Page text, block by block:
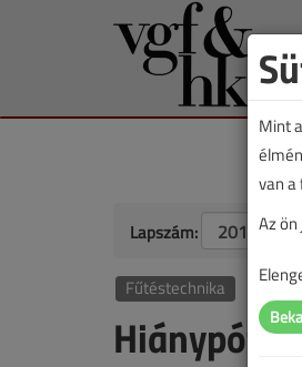
Lapszám:
Fűtéstechnika
Mint
van a
Az